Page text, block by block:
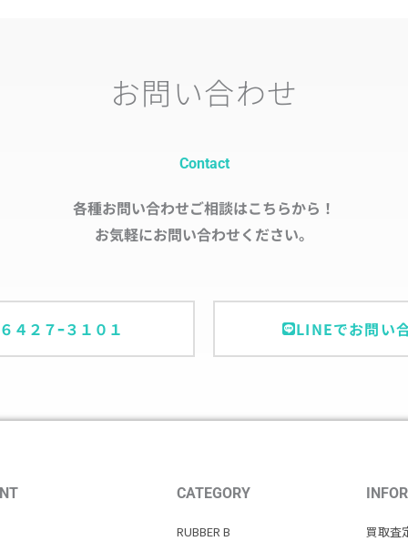
お問い合わせ
Contact
各種お問い合わせご相談はこちらから！
お気軽にお問い合わせください。
４２７ｰ３１０１ LINEでお問い
CATEGORY
RUBBER B
買取査